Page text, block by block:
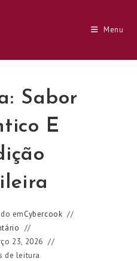
Menu
Sabor
E
emCybercook
23, 2026
de leitura